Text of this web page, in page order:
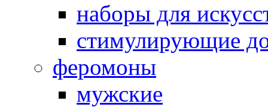
наборы для
стимулирующие
феромоны
мужские